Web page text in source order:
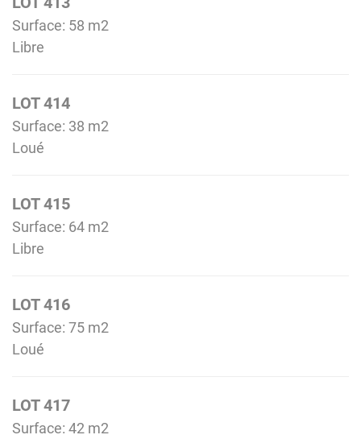
Surface: 58 m2
Libre
LOT 414
Surface: 38 m2
Loué
LOT 415
Surface: 64 m2
Libre
LOT 416
Surface: 75 m2
Loué
LOT 417
Surface: 42 m2